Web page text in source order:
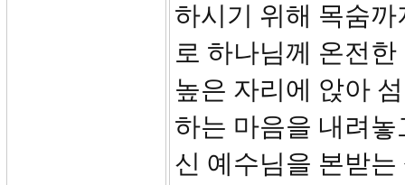
하시기 위해 목숨
로 하나님께 온전
높은 자리에 앉아
하는 마음을 내려
신 예수님을 본받